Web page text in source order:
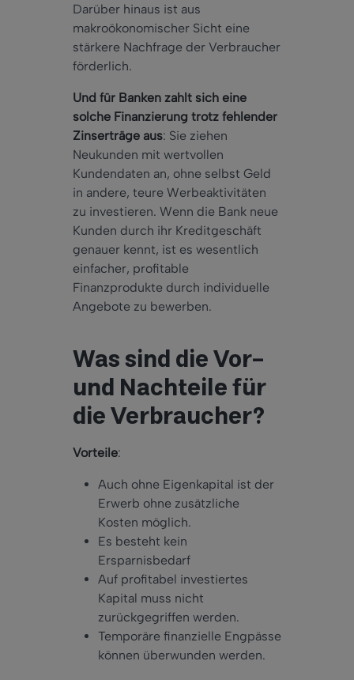
Darüber hinaus ist aus
makroökonomischer Sicht eine
stärkere Nachfrage der Verbraucher
förderlich.
Und für Banken zahlt sich eine
solche Finanzierung trotz fehlender
Zinserträge aus: Sie ziehen
Neukunden mit wertvollen
Kundendaten an, ohne selbst Geld
in andere, teure Werbeaktivitäten
zu investieren. Wenn die Bank neue
Kunden durch ihr Kreditgeschäft
genauer kennt, ist es wesentlich
einfacher, profitable
Finanzprodukte durch individuelle
Angebote zu bewerben.
Was sind die Vor-
und Nachteile für
die Verbraucher?
Vorteile:
Auch ohne Eigenkapital ist der
Erwerb ohne zusätzliche
Kosten möglich.
Es besteht kein
Ersparnisbedarf
Auf profitabel investiertes
Kapital muss nicht
zurückgegriffen werden.
Temporäre finanzielle Engpässe
können überwunden werden.